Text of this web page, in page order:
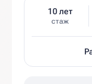
10 лет
стаж